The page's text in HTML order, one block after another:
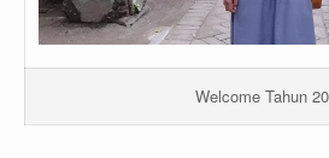
Welcome Tahun